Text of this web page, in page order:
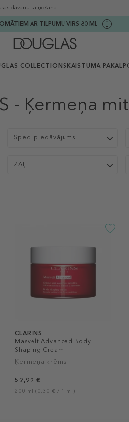
dāvanu saiņošana
AR TILPUMU VIRS 80 ML
COLLECTION SKAISTUMA
- Ķermeņa
Spec. piedāvājums
ZAĻI
CLARINS
Masvelt Advanced Body
Shaping Cream
Ķermeņa krēms
59,99 €
200 ml (0,30 € / 1 ml)